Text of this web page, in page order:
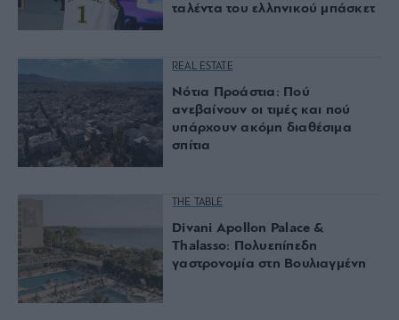
ταλέντα του ελληνικού μπάσκετ
REAL ESTATE
Νότια Προάστια: Πού
ανεβαίνουν οι τιμές και πού
υπάρχουν ακόμη διαθέσιμα
σπίτια
THE TABLE
Divani Apollon Palace &
Thalasso: Πολυεπίπεδη
γαστρονομία στη Βουλιαγμένη